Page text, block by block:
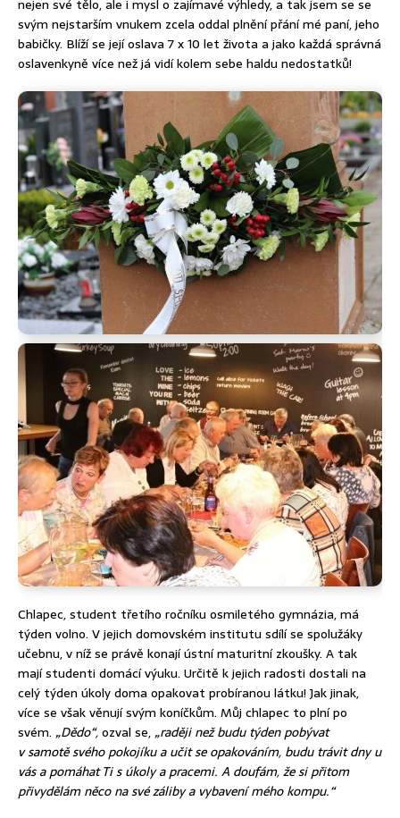
nejen své tělo, ale i mysl o zajímavé výhledy, a tak jsem se se
svým nejstarším vnukem zcela oddal plnění přání mé paní, jeho
babičky. Blíží se její oslava 7 x 10 let života a jako každá správná
oslavenkyně více než já vidí kolem sebe haldu nedostatků!
Chlapec, student třetího ročníku osmiletého gymnázia, má
týden volno. V jejich domovském institutu sdílí se spolužáky
učebnu, v níž se právě konají ústní maturitní zkoušky. A tak
mají studenti domácí výuku. Určitě k jejich radosti dostali na
celý týden úkoly doma opakovat probíranou látku! Jak jinak,
více se však věnují svým koníčkům. Můj chlapec to plní po
svém. „Dědo“,ozval se, „raději než budu týden pobývat
v samotě svého pokojíku a učit se opakováním, budu trávit dny u
vás a pomáhat Ti s úkoly a pracemi. A doufám, že si přitom
přivydělám něco na své záliby a vybavení mého kompu.“